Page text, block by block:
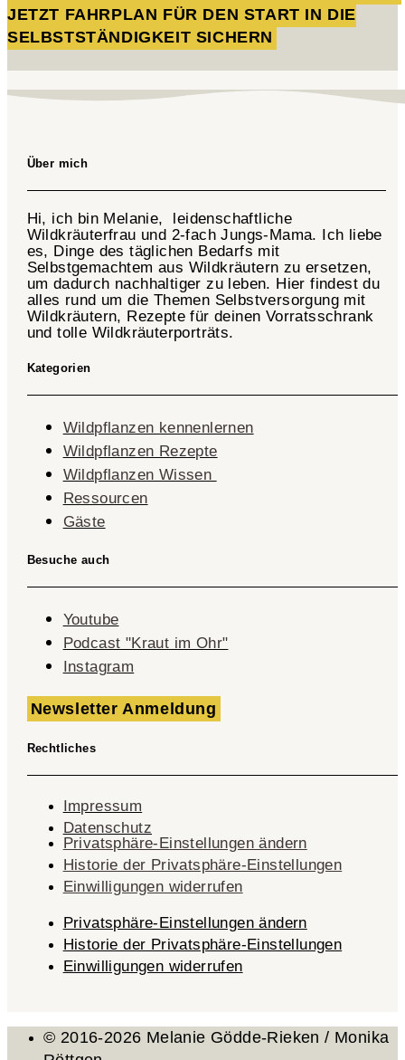
JETZT FAHRPLAN FÜR DEN START IN DIE
SELBSTSTÄNDIGKEIT SICHERN
Über mich
Hi, ich bin Melanie, leidenschaftliche
Wildkräuterfrau und 2-fachJungs-Mama. Ich liebe
es, Dinge des täglichen Bedarfs mit
Selbstgemachtem aus Wildkräutern zu ersetzen,
um dadurch nachhaltiger zu leben. Hier findest du
alles rund um die Themen Selbstversorgung mit
Wildkräutern, Rezepte für deinen Vorratsschrank
und tolle Wildkräuterporträts.
Kategorien
Wildpflanzen kennenlernen
Wildpflanzen Rezepte
Wildpflanzen Wissen ​
Ressourcen
Gäste
Besuche auch
Youtube
Podcast "Kraut im Ohr"
Instagram
Newsletter Anmeldung
Rechtliches
Impressum
Datenschutz
Privatsphäre-Einstellungen ändern
Historie der Privatsphäre-Einstellungen
Einwilligungen widerrufen
Privatsphäre-Einstellungen ändern
Historie der Privatsphäre-Einstellungen
Einwilligungen widerrufen
© 2016-2026 Melanie Gödde-Rieken / Monika